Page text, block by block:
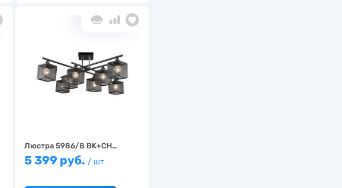
Люстра 5986/8 BK+CH…
5 399 руб. / шт